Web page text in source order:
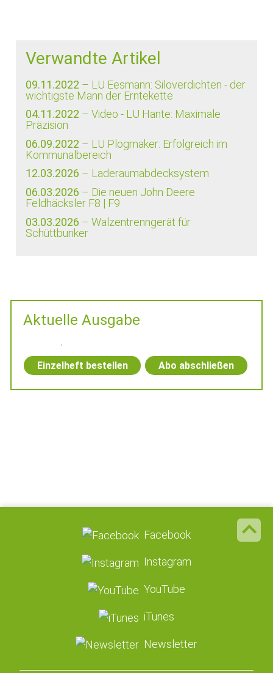
Verwandte Artikel
09.11.2022 – LU Eesmann: Siloverdichten - der
wichtigste Mann der Erntekette
04.11.2022 – Video - LU Hante: Maximale
Präzision
06.09.2022 – LU Plogmaker: Erfolgreich im
Kommunalbereich
12.03.2026 – Laderaumabdecksystem
06.03.2026 – Die neuen John Deere
Feldhäcksler F8 | F9
03.03.2026 – Walzentrenngerät für
Schüttbunker
Aktuelle Ausgabe
Einzelheft bestellen Abo abschließen
Facebook
Instagram
YouTube
iTunes
Newsletter